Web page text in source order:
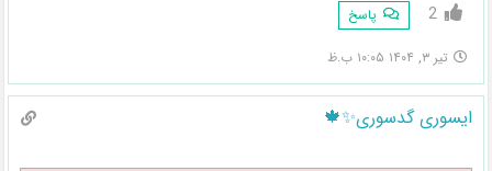
2 پاسخ
تیر ۳, ۱۴۰۴ ۱۰:۰۵ ب.ظ
ایسوری گدسوری✨️🍁